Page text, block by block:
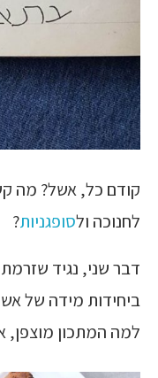
קודם כל, אשל? מה
לחנוכה ולסופגניות?
דבר שני, נגיד
ביחידות מידה של
למה המתכון מוצפן,